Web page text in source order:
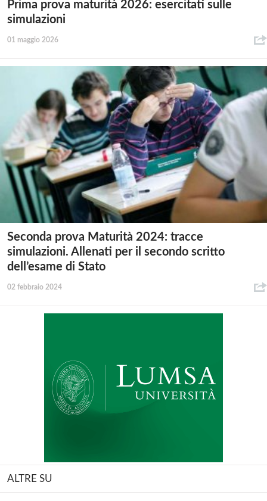
Prima prova maturità 2026: esercitati sulle
simulazioni
01 maggio 2026
Seconda prova Maturità 2024: tracce
simulazioni. Allenati per il secondo scritto
dell’esame di Stato
02 febbraio 2024
ALTRE SU